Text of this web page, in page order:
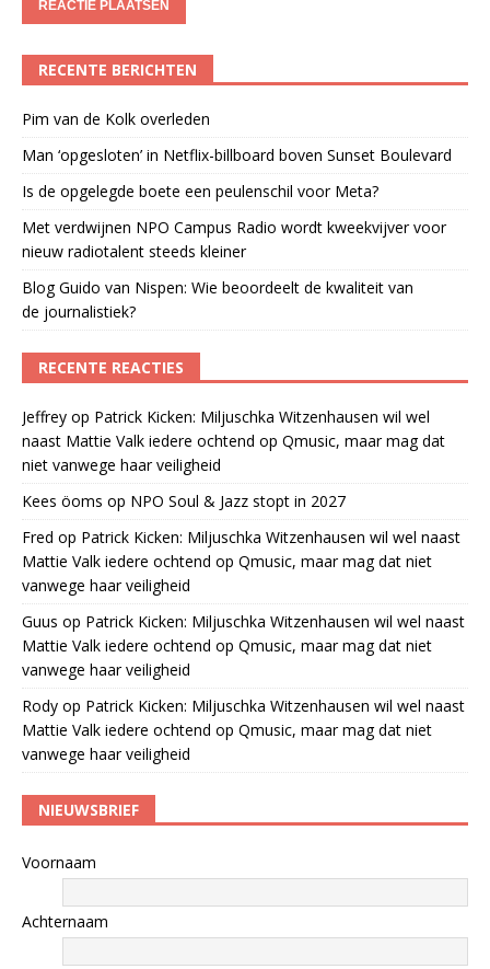
RECENTE BERICHTEN
Pim van de Kolk overleden
Man ‘opgesloten’ in Netflix-billboard boven Sunset Boulevard
Is de opgelegde boete een peulenschil voor Meta?
Met verdwijnen NPO Campus Radio wordt kweekvijver voor
nieuw radiotalent steeds kleiner
Blog Guido van Nispen: Wie beoordeelt de kwaliteit van
de journalistiek?
RECENTE REACTIES
Jeffrey op Patrick Kicken: Miljuschka Witzenhausen wil wel
naast Mattie Valk iedere ochtend op Qmusic, maar mag dat
niet vanwege haar veiligheid
Kees öoms op NPO Soul & Jazz stopt in 2027
Fred op Patrick Kicken: Miljuschka Witzenhausen wil wel naast
Mattie Valk iedere ochtend op Qmusic, maar mag dat niet
vanwege haar veiligheid
Guus op Patrick Kicken: Miljuschka Witzenhausen wil wel naast
Mattie Valk iedere ochtend op Qmusic, maar mag dat niet
vanwege haar veiligheid
Rody op Patrick Kicken: Miljuschka Witzenhausen wil wel naast
Mattie Valk iedere ochtend op Qmusic, maar mag dat niet
vanwege haar veiligheid
NIEUWSBRIEF
Voornaam
Achternaam